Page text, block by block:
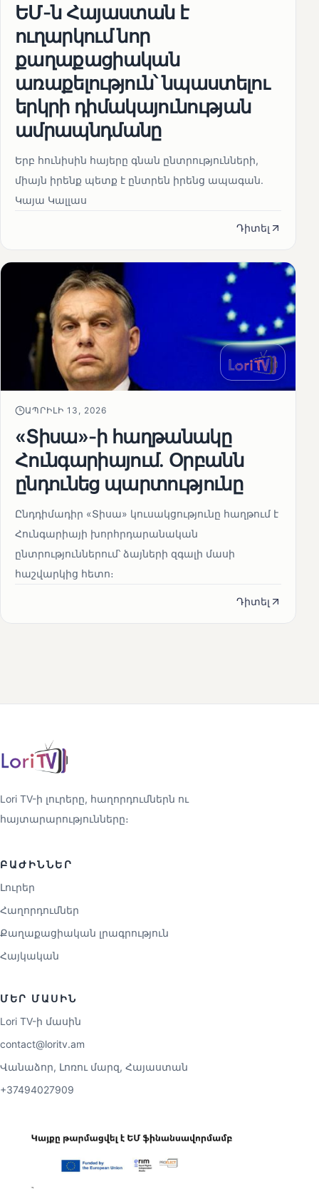
ԵՄ-ն Հայաստան է
ուղարկում նոր
քաղաքացիական
առաքելություն՝ նպաստելու
երկրի դիմակայունության
ամրապնդմանը
Երբ հունիսին հայերը գնան ընտրությունների,
միայն իրենք պետք է ընտրեն իրենց ապագան.
Կայա Կալլաս
Դիտել
ԱՊՐԻԼԻ 13, 2026
«Տիսա»-ի հաղթանակը
Հունգարիայում․ Օրբանն
ընդունեց պարտությունը
Ընդդիմադիր «Տիսա» կուսակցությունը հաղթում է
Հունգարիայի խորհրդարանական
ընտրություններում՝ ձայների զգալի մասի
հաշվարկից հետո։
Դիտել
Lori TV-ի լուրերը, հաղորդումներն ու
հայտարարությունները։
ԲԱԺԻՆՆԵՐ
Լուրեր
Հաղորդումներ
Քաղաքացիական լրագրություն
Հայկական
ՄԵՐ ՄԱՍԻՆ
Lori TV-ի մասին
contact@loritv.am
Վանաձոր, Լոռու մարզ, Հայաստան
+37494027909